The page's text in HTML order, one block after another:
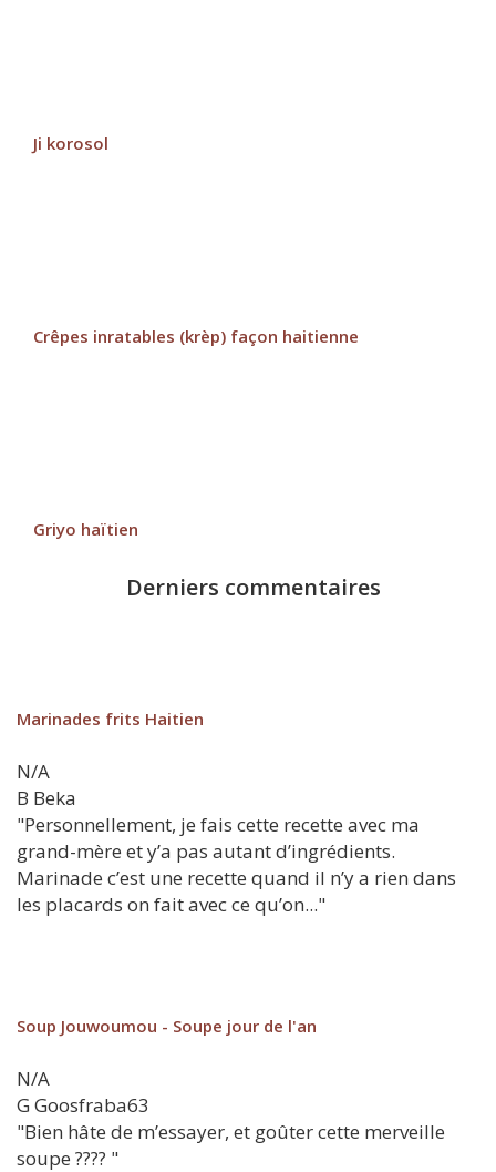
Ji korosol
Crêpes inratables (krèp) façon haitienne
Griyo haïtien
Derniers commentaires
Marinades frits Haitien
N/A
B Beka
"Personnellement, je fais cette recette avec ma
grand-mère et y’a pas autant d’ingrédients.
Marinade c’est une recette quand il n’y a rien dans
les placards on fait avec ce qu’on..."
Soup Jouwoumou - Soupe jour de l'an
N/A
G Goosfraba63
"Bien hâte de m’essayer, et goûter cette merveille
soupe ???? "